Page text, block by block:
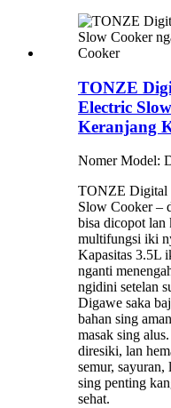
TONZE
Electric
Keranjang
Nomer Model:
TONZE Digital
Slow Cooker –
bisa dicopot lan
multifungsi iki
Kapasitas 3.5L
nganti
ngidini setelan
Digawe saka
bahan sing
masak sing
diresiki, lan
semur,
sing penting
sehat.